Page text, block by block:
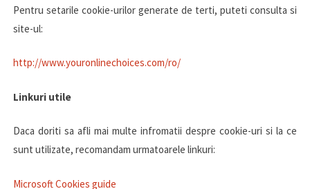
Pentru setarile cookie-urilor generate de terti, puteti consulta si
site-ul:
http://www.youronlinechoices.com/ro/
Linkuri utile
Daca doriti sa afli mai multe infromatii despre cookie-uri si la ce
sunt utilizate, recomandam urmatoarele linkuri:
Microsoft Cookies guide